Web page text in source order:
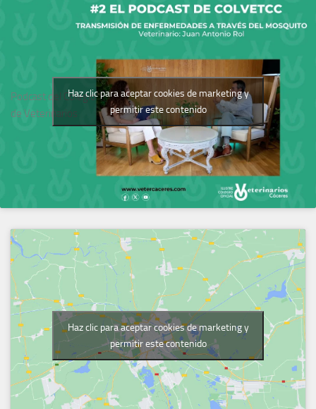
Podcast del Colegio
de Veterinarios
Haz clic para aceptar cookies de marketing y
permitir este contenido
Haz clic para aceptar cookies de marketing y
permitir este contenido